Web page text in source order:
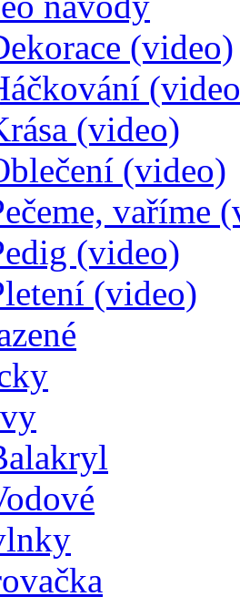
(video)
(video)
(video)
vaříme
(video)
(video)